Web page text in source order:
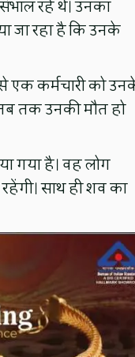
रहे थे। उनका
जा रहा है कि उनके
एक कर्मचारी को
तक उनकी मौत हो
गया है। वह लोग
साथ ही शव का